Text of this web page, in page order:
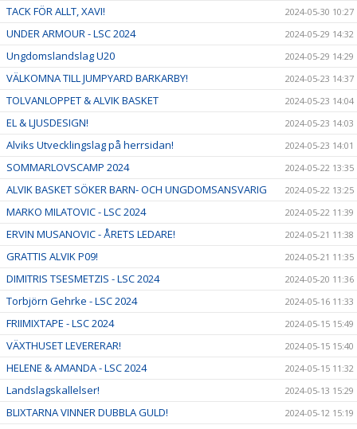
TACK FÖR ALLT, XAVI! 2024-05-30 10:27
UNDER ARMOUR - LSC 2024 2024-05-29 14:32
Ungdomslandslag U20 2024-05-29 14:29
VÄLKOMNA TILL JUMPYARD BARKARBY! 2024-05-23 14:37
TOLVANLOPPET & ALVIK BASKET 2024-05-23 14:04
EL & LJUSDESIGN! 2024-05-23 14:03
Alviks Utvecklingslag på herrsidan! 2024-05-23 14:01
SOMMARLOVSCAMP 2024 2024-05-22 13:35
ALVIK BASKET SÖKER BARN- OCH UNGDOMSANSVARIG 2024-05-22 13:25
MARKO MILATOVIC - LSC 2024 2024-05-22 11:39
ERVIN MUSANOVIC - ÅRETS LEDARE! 2024-05-21 11:38
GRATTIS ALVIK P09! 2024-05-21 11:35
DIMITRIS TSESMETZIS - LSC 2024 2024-05-20 11:36
Torbjörn Gehrke - LSC 2024 2024-05-16 11:33
FRIIMIXTAPE - LSC 2024 2024-05-15 15:49
VÄXTHUSET LEVERERAR! 2024-05-15 15:40
HELENE & AMANDA - LSC 2024 2024-05-15 11:32
Landslagskallelser! 2024-05-13 15:29
BLIXTARNA VINNER DUBBLA GULD! 2024-05-12 15:19